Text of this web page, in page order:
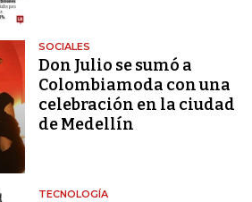
SOCIALES
Don Julio se sumó a
Colombiamoda con una
celebración en la ciudad
de Medellín
TECNOLOGÍA